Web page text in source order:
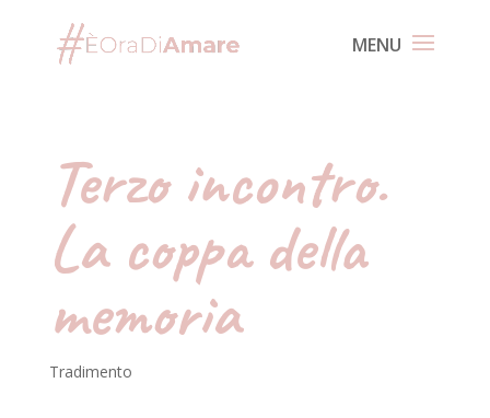
Terzo incontro.
La coppa della
memoria
Tradimento